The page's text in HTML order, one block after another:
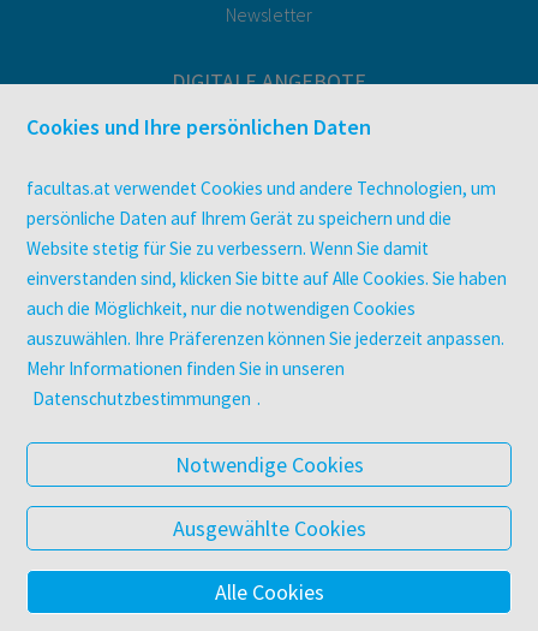
Newsletter
DIGITALE ANGEBOTE
Überblick
utb elibrary
E-Books
facultas Club
UNTERNEHMEN
Über facultas
Datenschutz & Cookies
AGB
Barrierefreiheit
© 2025 Facultas Verlags- und Buchhandels AG
Cookies und Ihre persönlichen Daten
facultas.at verwendet Cookies und andere Technologien, um
persönliche Daten auf Ihrem Gerät zu speichern und die
Website stetig für Sie zu verbessern. Wenn Sie damit
einverstanden sind, klicken Sie bitte auf Alle Cookies. Sie haben
auch die Möglichkeit, nur die notwendigen Cookies
auszuwählen. Ihre Präferenzen können Sie jederzeit anpassen.
Mehr Informationen finden Sie in unseren
Datenschutzbestimmungen .
Notwendige Cookies
Ausgewählte Cookies
Alle Cookies